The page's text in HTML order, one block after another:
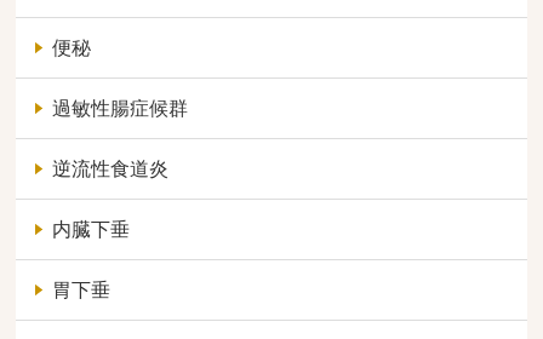
便秘
過敏性腸症候群
逆流性食道炎
内臓下垂
胃下垂